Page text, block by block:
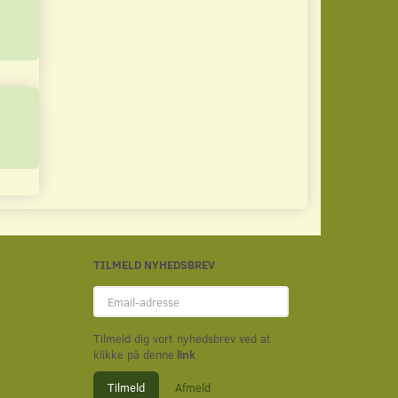
TILMELD NYHEDSBREV
Email-
adresse
Tilmeld dig vort nyhedsbrev ved at
klikke på denne link
Tilmeld Afmeld